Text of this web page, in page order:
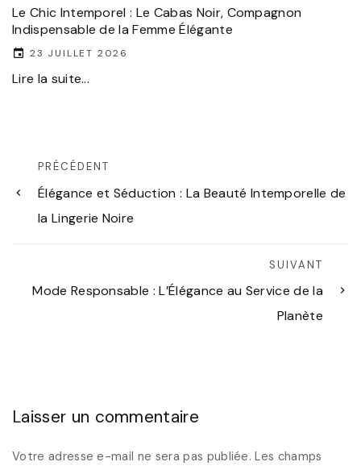
Le Chic Intemporel : Le Cabas Noir, Compagnon
Indispensable de la Femme Élégante
23 JUILLET 2026
Lire la suite...
PRÉCÉDENT
Élégance et Séduction : La Beauté Intemporelle de
la Lingerie Noire
SUIVANT
Mode Responsable : L’Élégance au Service de la
Planète
Laisser un commentaire
Votre adresse e-mail ne sera pas publiée. Les champs